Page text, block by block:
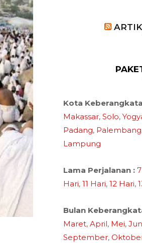
Kota
Makassar, Solo,
Padang, Palembang
Lampung
Lama Perjalanan :
Hari, 11 Hari, 12 Hari,
Bulan
Maret, April, Mei,
September,